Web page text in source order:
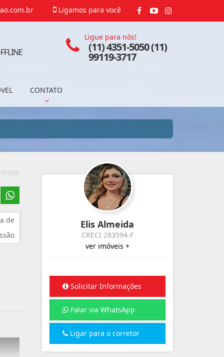
Ligamos para você
CONTATO
Ligue para nós!
(11) 4351-5050 (11)
99119-3717
de
Elis Almeida
CRECI 283594-F
ver imóveis +
Solicitar Informações
Falar via WhatsApp
Ligar para o corretor